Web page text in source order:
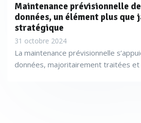
Maintenance prévisionnelle
données, un élément plus que
stratégique
31 octobre 2024
La maintenance prévisionnelle
données, majoritairement traitées et